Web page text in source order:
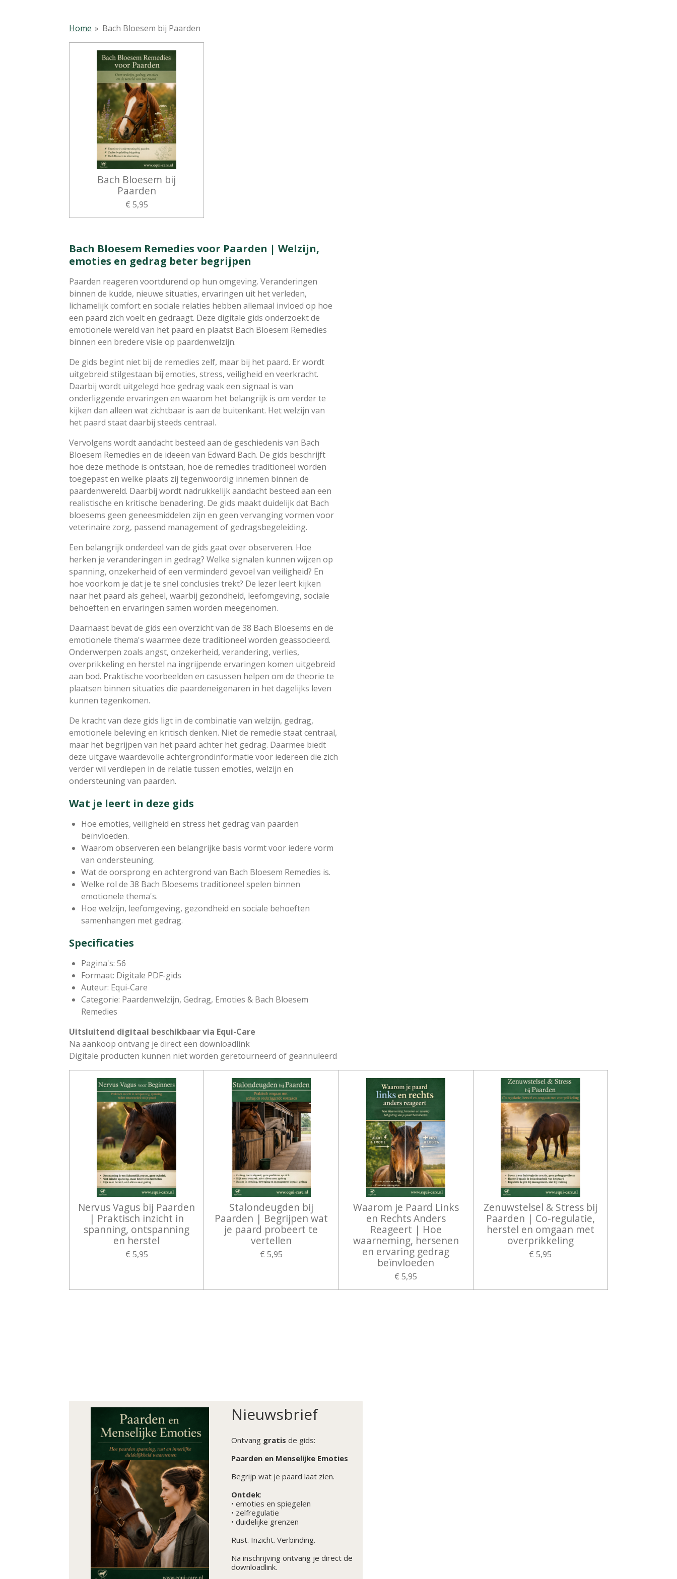
Home » Bach Bloesem bij Paarden
Bach Bloesem bij
Paarden
€ 5,95
Bach Bloesem Remedies voor Paarden | Welzijn,
emoties en gedrag beter begrijpen
Paarden reageren voortdurend op hun omgeving. Veranderingen
binnen de kudde, nieuwe situaties, ervaringen uit het verleden,
lichamelijk comfort en sociale relaties hebben allemaal invloed op hoe
een paard zich voelt en gedraagt. Deze digitale gids onderzoekt de
emotionele wereld van het paard en plaatst Bach Bloesem Remedies
binnen een bredere visie op paardenwelzijn.
De gids begint niet bij de remedies zelf, maar bij het paard. Er wordt
uitgebreid stilgestaan bij emoties, stress, veiligheid en veerkracht.
Daarbij wordt uitgelegd hoe gedrag vaak een signaal is van
onderliggende ervaringen en waarom het belangrijk is om verder te
kijken dan alleen wat zichtbaar is aan de buitenkant. Het welzijn van
het paard staat daarbij steeds centraal.
Vervolgens wordt aandacht besteed aan de geschiedenis van Bach
Bloesem Remedies en de ideeën van Edward Bach. De gids beschrijft
hoe deze methode is ontstaan, hoe de remedies traditioneel worden
toegepast en welke plaats zij tegenwoordig innemen binnen de
paardenwereld. Daarbij wordt nadrukkelijk aandacht besteed aan een
realistische en kritische benadering. De gids maakt duidelijk dat Bach
bloesems geen geneesmiddelen zijn en geen vervanging vormen voor
veterinaire zorg, passend management of gedragsbegeleiding.
Een belangrijk onderdeel van de gids gaat over observeren. Hoe
herken je veranderingen in gedrag? Welke signalen kunnen wijzen op
spanning, onzekerheid of een verminderd gevoel van veiligheid? En
hoe voorkom je dat je te snel conclusies trekt? De lezer leert kijken
naar het paard als geheel, waarbij gezondheid, leefomgeving, sociale
behoeften en ervaringen samen worden meegenomen.
Daarnaast bevat de gids een overzicht van de 38 Bach Bloesems en de
emotionele thema's waarmee deze traditioneel worden geassocieerd.
Onderwerpen zoals angst, onzekerheid, verandering, verlies,
overprikkeling en herstel na ingrijpende ervaringen komen uitgebreid
aan bod. Praktische voorbeelden en casussen helpen om de theorie te
plaatsen binnen situaties die paardeneigenaren in het dagelijks leven
kunnen tegenkomen.
De kracht van deze gids ligt in de combinatie van welzijn, gedrag,
emotionele beleving en kritisch denken. Niet de remedie staat centraal,
maar het begrijpen van het paard achter het gedrag. Daarmee biedt
deze uitgave waardevolle achtergrondinformatie voor iedereen die zich
verder wil verdiepen in de relatie tussen emoties, welzijn en
ondersteuning van paarden.
Wat je leert in deze gids
Hoe emoties, veiligheid en stress het gedrag van paarden
beïnvloeden.
Waarom observeren een belangrijke basis vormt voor iedere vorm
van ondersteuning.
Wat de oorsprong en achtergrond van Bach Bloesem Remedies is.
Welke rol de 38 Bach Bloesems traditioneel spelen binnen
emotionele thema's.
Hoe welzijn, leefomgeving, gezondheid en sociale behoeften
samenhangen met gedrag.
Specificaties
Pagina's: 56
Formaat: Digitale PDF-gids
Auteur: Equi-Care
Categorie: Paardenwelzijn, Gedrag, Emoties & Bach Bloesem
Remedies
Uitsluitend digitaal beschikbaar via Equi-Care
Na aankoop ontvang je direct een downloadlink
Digitale producten kunnen niet worden geretourneerd of geannuleerd
Nervus Vagus bij Paarden
| Praktisch inzicht in
spanning, ontspanning
en herstel
€ 5,95
Stalondeugden bij
Paarden | Begrijpen wat
je paard probeert te
vertellen
€ 5,95
Waarom je Paard Links
en Rechts Anders
Reageert | Hoe
waarneming, hersenen
en ervaring gedrag
beïnvloeden
€ 5,95
Zenuwstelsel & Stress bij
Paarden | Co-regulatie,
herstel en omgaan met
overprikkeling
€ 5,95
Nieuwsbrief
Ontvang gratis de gids:
Paarden en Menselijke Emoties
Begrijp wat je paard laat zien.
Ontdek:
• emoties en spiegelen
• zelfregulatie
• duidelijke grenzen
Rust. Inzicht. Verbinding.
Na inschrijving ontvang je direct de
downloadlink.